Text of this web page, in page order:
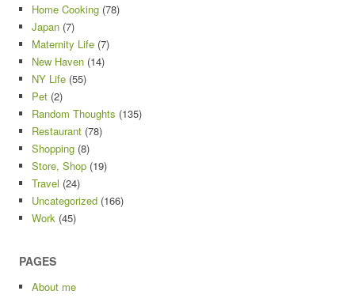
Home Cooking (78)
Japan (7)
Maternity Life (7)
New Haven (14)
NY Life (55)
Pet (2)
Random Thoughts (135)
Restaurant (78)
Shopping (8)
Store, Shop (19)
Travel (24)
Uncategorized (166)
Work (45)
PAGES
About me